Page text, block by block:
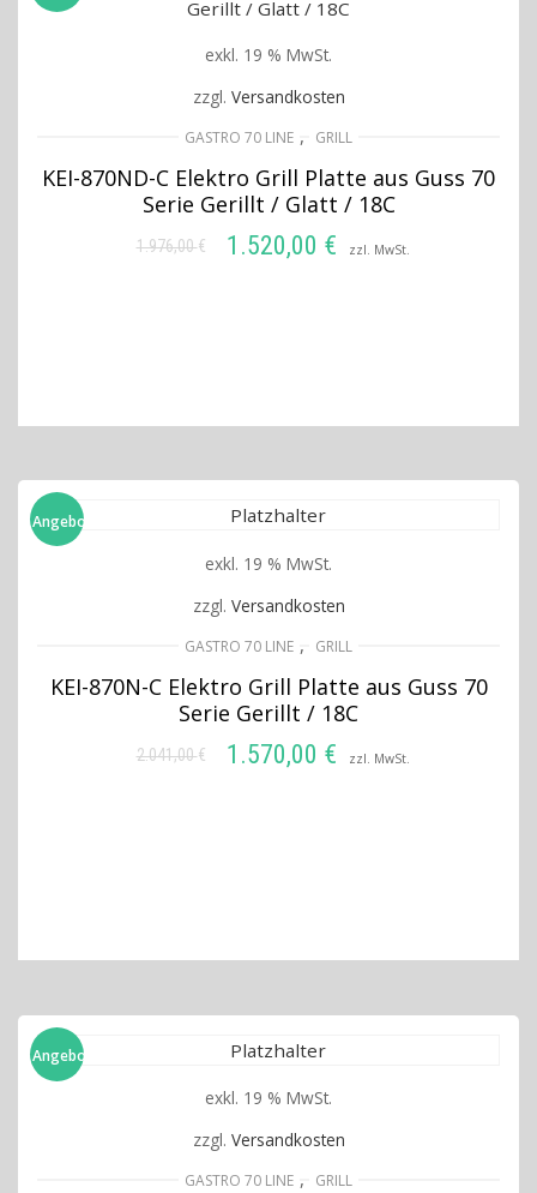
exkl. 19 % MwSt.
zzgl. Versandkosten
GASTRO 70 LINE , GRILL
KEI-870ND-C Elektro Grill Platte aus Guss 70
Serie Gerillt / Glatt / 18C
1.976,00€
Ursprünglicher
1.520,00 €
Aktueller
zzl. MwSt.
Angebot!
exkl. 19 % MwSt.
zzgl. Versandkosten
GASTRO 70 LINE , GRILL
KEI-870N-C Elektro Grill Platte aus Guss 70
Serie Gerillt / 18C
2.041,00€
Ursprünglicher
1.570,00 €
Aktueller
zzl. MwSt.
Angebot!
exkl. 19 % MwSt.
zzgl. Versandkosten
GASTRO 70 LINE , GRILL